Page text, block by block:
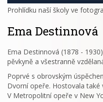
Prohlídku naší školy ve
Ema Destinnová
Ema Destinnová (1878 -
pěvkyně a všestranně
Poprvé s obrovským
Dvorní opeře. Hostovala také
V Metropolitní opeře v New